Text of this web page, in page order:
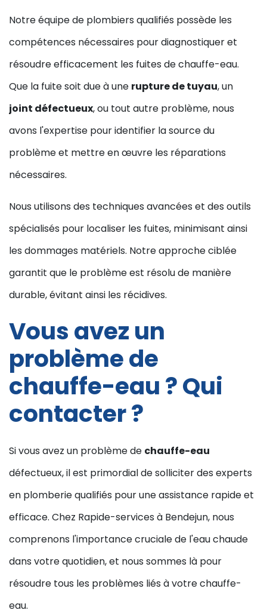
Notre équipe de plombiers qualifiés possède les
compétences nécessaires pour diagnostiquer et
résoudre efficacement les fuites de chauffe-eau.
Que la fuite soit due à une rupture de tuyau, un
joint défectueux, ou tout autre problème, nous
avons l'expertise pour identifier la source du
problème et mettre en œuvre les réparations
nécessaires.
Nous utilisons des techniques avancées et des outils
spécialisés pour localiser les fuites, minimisant ainsi
les dommages matériels. Notre approche ciblée
garantit que le problème est résolu de manière
durable, évitant ainsi les récidives.
Vous avez un
problème de
chauffe-eau ? Qui
contacter ?
Si vous avez un problème de chauffe-eau
défectueux, il est primordial de solliciter des experts
en plomberie qualifiés pour une assistance rapide et
efficace. Chez Rapide-services à Bendejun, nous
comprenons l'importance cruciale de l'eau chaude
dans votre quotidien, et nous sommes là pour
résoudre tous les problèmes liés à votre chauffe-
eau.